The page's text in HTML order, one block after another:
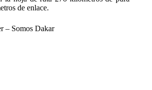
de enlace.
– Somos Dakar